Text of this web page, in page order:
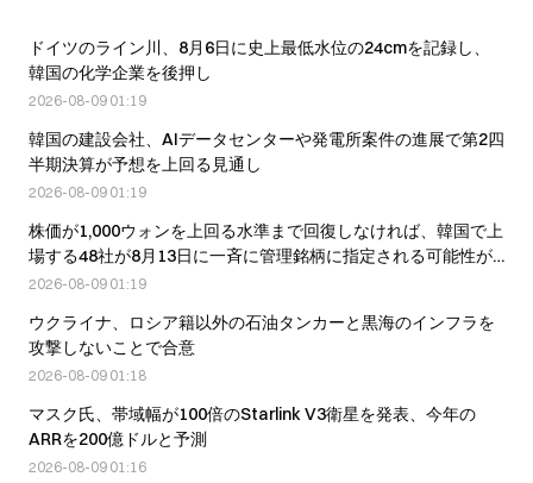
ドイツのライン川、8月6日に史上最低水位の24cmを記録し、
韓国の化学企業を後押し
2026-08-09 01:19
韓国の建設会社、AIデータセンターや発電所案件の進展で第2四
半期決算が予想を上回る見通し
2026-08-09 01:19
株価が1,000ウォンを上回る水準まで回復しなければ、韓国で上
場する48社が8月13日に一斉に管理銘柄に指定される可能性が
あります。
2026-08-09 01:19
ウクライナ、ロシア籍以外の石油タンカーと黒海のインフラを
攻撃しないことで合意
2026-08-09 01:18
マスク氏、帯域幅が100倍のStarlink V3衛星を発表、今年の
ARRを200億ドルと予測
2026-08-09 01:16